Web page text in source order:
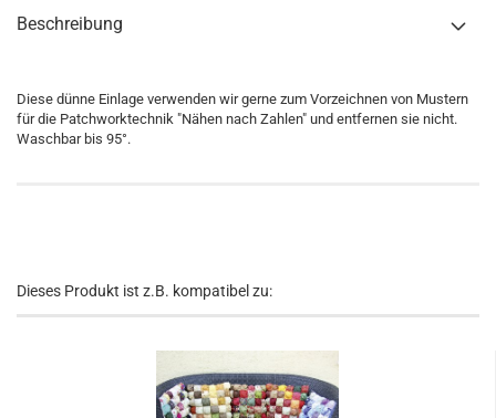
Beschreibung
Diese dünne Einlage verwenden wir gerne zum Vorzeichnen von Mustern
für die Patchworktechnik "Nähen nach Zahlen" und entfernen sie nicht.
Waschbar bis 95°.
Dieses Produkt ist z.B. kompatibel zu: